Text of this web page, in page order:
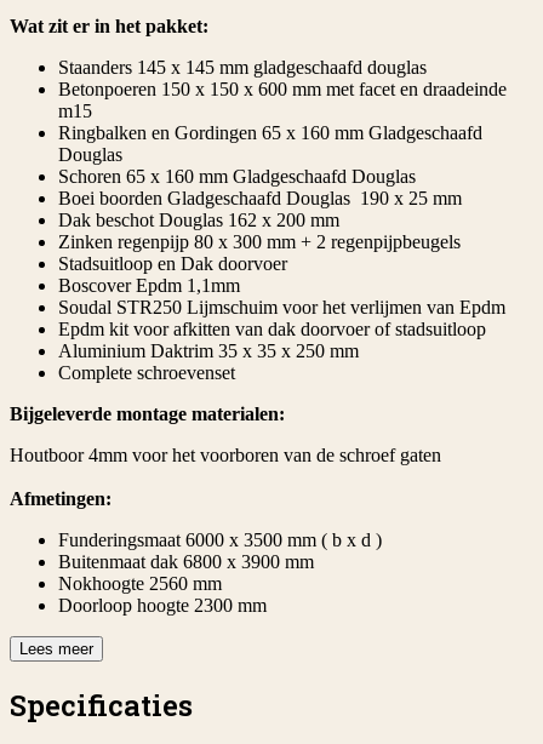
Wat zit er in het pakket:
Staanders 145 x 145 mm gladgeschaafd douglas
Betonpoeren 150 x 150 x 600 mm met facet en draadeinde
m15
Ringbalken en Gordingen 65 x 160 mm Gladgeschaafd
Douglas
Schoren 65 x 160 mm Gladgeschaafd Douglas
Boei boorden Gladgeschaafd Douglas 190 x 25 mm
Dak beschot Douglas 162 x 200 mm
Zinken regenpijp 80 x 300 mm + 2 regenpijpbeugels
Stadsuitloop en Dak doorvoer
Boscover Epdm 1,1mm
Soudal STR250 Lijmschuim voor het verlijmen van Epdm
Epdm kit voor afkitten van dak doorvoer of stadsuitloop
Aluminium Daktrim 35 x 35 x 250 mm
Complete schroevenset
Bijgeleverde montage materialen:
Houtboor 4mm voor het voorboren van de schroef gaten
Afmetingen:
Funderingsmaat 6000 x 3500 mm ( b x d )
Buitenmaat dak 6800 x 3900 mm
Nokhoogte 2560 mm
Doorloop hoogte 2300 mm
Lees meer
Specificaties